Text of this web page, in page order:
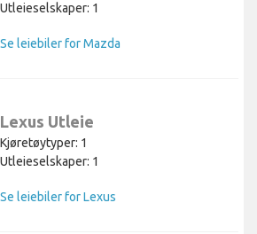
Utleieselskaper: 1
Se leiebiler for Mazda
Lexus Utleie
Kjøretøytyper: 1
Utleieselskaper: 1
Se leiebiler for Lexus